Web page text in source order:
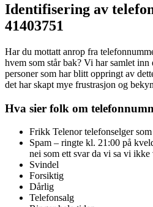
Identifisering av
41403751
Har du mottatt anrop fra
hvem som står bak? Vi har samlet
personer som har blitt oppringt av
det har skapt mye frustrasjon og
Hva sier folk om
Frikk Telenor telefonselger
Spam – ringte kl. 21:00 på
nei som ett svar da vi sa vi ikke
Svindel
Forsiktig
Dårlig
Telefonsalg